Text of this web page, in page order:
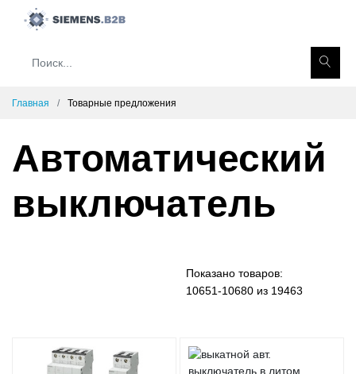
Главная Товарные предложения
Автоматический
выключатель
Показано товаров:
10651-10680 из 19463